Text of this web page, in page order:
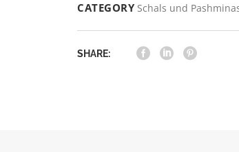
CATEGORY Schals und
SHARE: